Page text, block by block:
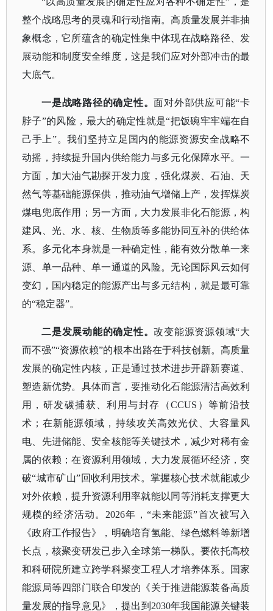
整个战略思考的灵魂和行动指南。高质量发展并非抽
象概念，它所蕴含的确定性集中体现在战略路径、发
展动能和制度安全维度，这是我们应对外部冲击的最
大底气。
一是战略路径的确定性。面对外部供应可能“卡
脖子”的风险，最大的确定性就是“把饭碗牢牢端在自
己手上”。我们坚持立足国内的能源资源安全战略不
动摇，持续提升国内供给能力与多元化保障水平。一
方面，加大油气勘探开发力度，强化煤炭、石油、天
然气等基础能源保供，推动油气增储上产，发挥煤炭
煤电兜底作用；另一方面，大力发展非化石能源，构
建风、光、水、核、生物质等多能协同互补的供给体
系。多元化本身就是一种确定性，能有效分散单一来
源、单一品种、单一通道的风险。无论国际风云如何
变幻，国内稳定的能源产出与多元结构，就是最可靠
的“稳定器”。
二是发展动能的确定性。改变能源资源领域“大
而不强”“资源依赖”的根本出路在于科技创新。高质量
发展的确定性内核，正是通过技术进步开辟新赛道、
塑造新优势。具体而言，要推动化石能源清洁高效利
用，研发碳捕获、利用与封存（CCUS）等前沿技
术；在新能源领域，持续攻关高效光伏、大容量风
电、先进储能、安全核能等关键技术，减少对稀有金
属的依赖；在资源利用领域，大力发展循环经济，突
破“城市矿山”回收利用技术。掌握核心技术就能减少
对外依赖，提升资源利用率就能以同等消耗支撑更大
规模的经济活动。2026年，“未来能源”首次被写入
《政府工作报告》，明确培育氢能、绿色燃料等新增
长点，核聚变研发已步入全球第一梯队。要依托高校
和科研院所建立跨学科聚变工程人才培养体系。国家
能源局等四部门联合印发的《关于推进能源装备高质
量发展的指导意见》，提出到2030年我国能源关键装